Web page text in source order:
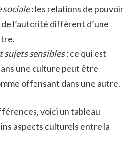
sociale: les relations de pouvoir
l’autorité diffèrent d’une
sujets sensibles: ce qui est
une culture peut être
offensant dans une autre.
voici un tableau
aspects culturels entre la